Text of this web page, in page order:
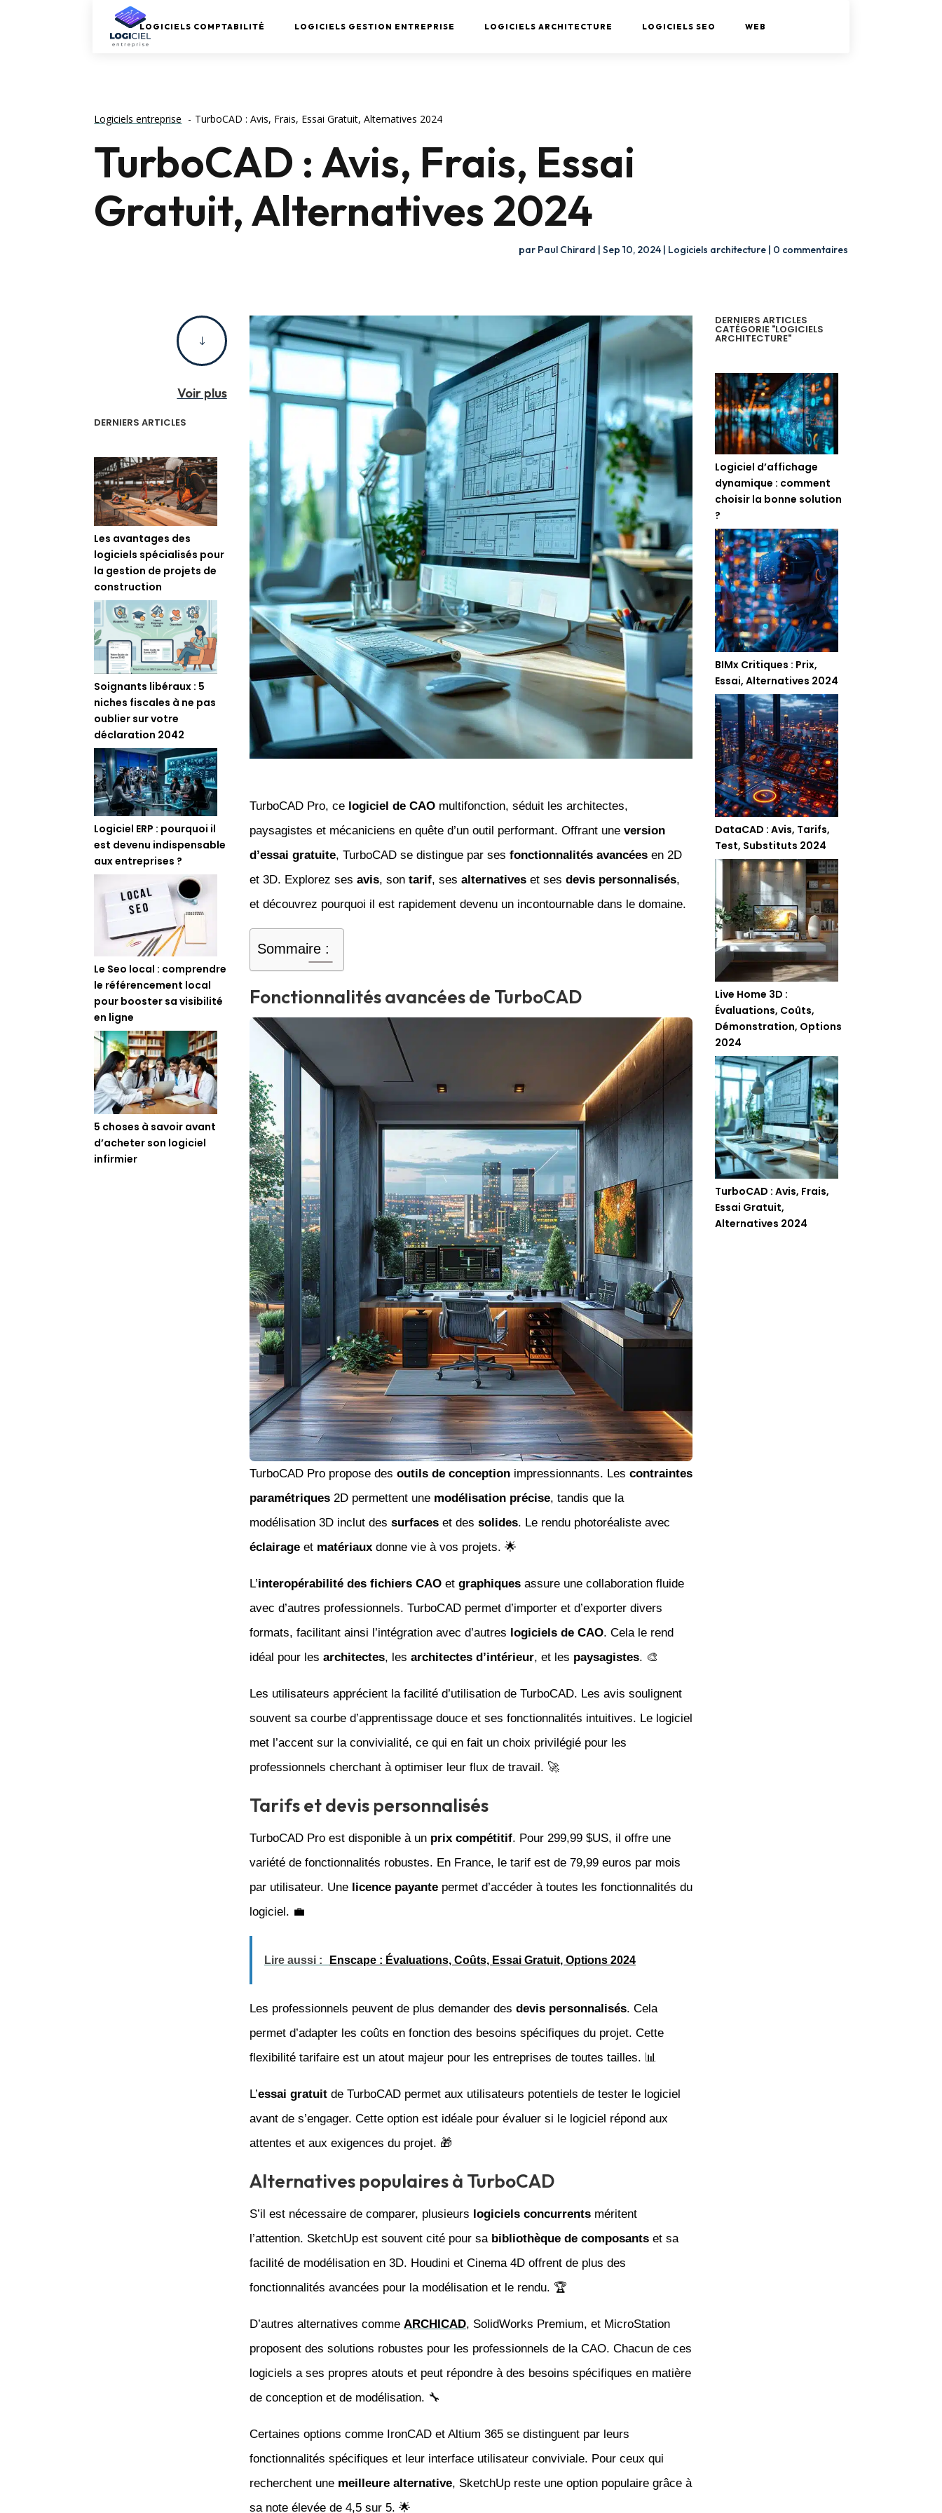
LOGICIELS COMPTABILITÉ LOGICIELS GESTION ENTREPRISE LOGICIELS ARCHITECTURE LOGICIELS SEO WEB
Logiciels entreprise TurboCAD : Avis, Frais, Essai Gratuit, Alternatives 2024
TurboCAD : Avis, Frais, Essai
Gratuit, Alternatives 2024
par Paul Chirard | Sep 10, 2024| Logiciels architecture| 0 commentaires
"
Voir plus
DERNIERS ARTICLES
Les avantages des
logiciels spécialisés pour
la gestion de projets de
construction
Soignants libéraux : 5
niches fiscales à ne pas
oublier sur votre
déclaration 2042
Logiciel ERP : pourquoi il
est devenu indispensable
aux entreprises ?
Le Seo local : comprendre
le référencement local
pour booster sa visibilité
en ligne
5 choses à savoir avant
d’acheter son logiciel
infirmier
TurboCAD Pro, ce logiciel de CAOmultifonction, séduit les architectes,
paysagistes et mécaniciens en quête d’un outil performant. Offrant une version
d’essai gratuite, TurboCAD se distingue par ses fonctionnalités avancéesen 2D
et 3D. Explorez ses avis, son tarif, ses alternativeset ses devis personnalisés,
et découvrez pourquoi il est rapidement devenu un incontournable dans le domaine.
Sommaire :
Fonctionnalités avancées de TurboCAD
TurboCAD Pro propose des outils de conceptionimpressionnants. Les contraintes
paramétriques2D permettent une modélisation précise, tandis que la
modélisation 3D inclut des surfaceset des solides. Le rendu photoréaliste avec
éclairageet matériauxdonne vie à vos projets. 🌟
L’interopérabilité des fichiers CAOet graphiquesassure une collaboration fluide
avec d’autres professionnels. TurboCAD permet d’importer et d’exporter divers
formats, facilitant ainsi l’intégration avec d’autres logiciels de CAO. Cela le rend
idéal pour les architectes, les architectes d’intérieur, et les paysagistes. 🎨
Les utilisateurs apprécient la facilité d’utilisation de TurboCAD. Les avis soulignent
souvent sa courbe d’apprentissage douce et ses fonctionnalités intuitives. Le logiciel
met l’accent sur la convivialité, ce qui en fait un choix privilégié pour les
professionnels cherchant à optimiser leur flux de travail. 🚀
Tarifs et devis personnalisés
TurboCAD Pro est disponible à un prix compétitif. Pour 299,99 $US, il offre une
variété de fonctionnalités robustes. En France, le tarif est de 79,99 euros par mois
par utilisateur. Une licence payantepermet d’accéder à toutes les fonctionnalités du
logiciel. 💼
Lire aussi : Enscape : Évaluations, Coûts, Essai Gratuit, Options 2024
Les professionnels peuvent de plus demander des devis personnalisés. Cela
permet d’adapter les coûts en fonction des besoins spécifiques du projet. Cette
flexibilité tarifaire est un atout majeur pour les entreprises de toutes tailles. 📊
L’essai gratuitde TurboCAD permet aux utilisateurs potentiels de tester le logiciel
avant de s’engager. Cette option est idéale pour évaluer si le logiciel répond aux
attentes et aux exigences du projet. 🎁
Alternatives populaires à TurboCAD
S’il est nécessaire de comparer, plusieurs logiciels concurrentsméritent
l’attention. SketchUp est souvent cité pour sa bibliothèque de composantset sa
facilité de modélisation en 3D. Houdini et Cinema 4D offrent de plus des
fonctionnalités avancées pour la modélisation et le rendu. 🏆
D’autres alternatives comme ARCHICAD, SolidWorks Premium, et MicroStation
proposent des solutions robustes pour les professionnels de la CAO. Chacun de ces
logiciels a ses propres atouts et peut répondre à des besoins spécifiques en matière
de conception et de modélisation. 🔧
Certaines options comme IronCAD et Altium 365 se distinguent par leurs
fonctionnalités spécifiques et leur interface utilisateur conviviale. Pour ceux qui
recherchent une meilleure alternative, SketchUp reste une option populaire grâce à
sa note élevée de 4,5 sur 5. 🌟
DERNIERS ARTICLES
CATÉGORIE "LOGICIELS
ARCHITECTURE"
Logiciel d’affichage
dynamique : comment
choisir la bonne solution
?
BIMx Critiques : Prix,
Essai, Alternatives 2024
DataCAD : Avis, Tarifs,
Test, Substituts 2024
Live Home 3D :
Évaluations, Coûts,
Démonstration, Options
2024
TurboCAD : Avis, Frais,
Essai Gratuit,
Alternatives 2024